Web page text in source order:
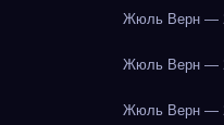
Жюль Верн —
Жюль Верн —
Жюль Верн —